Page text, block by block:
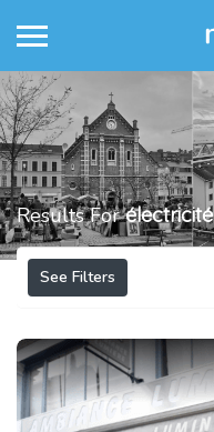
Results Forélectricité
See Filters